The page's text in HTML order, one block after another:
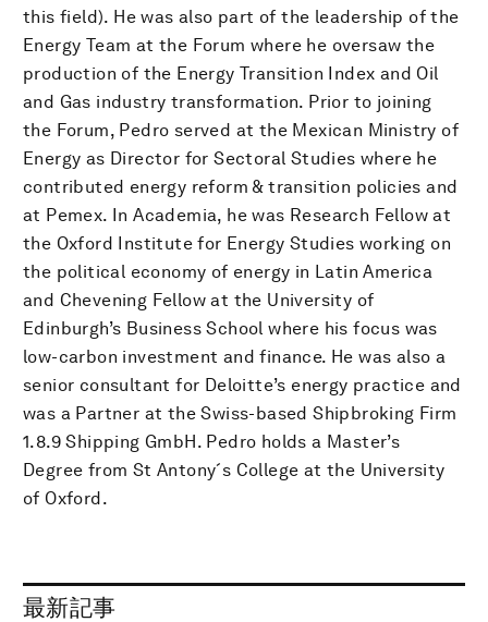
this field). He was also part of the leadership of the
Energy Team at the Forum where he oversaw the
production of the Energy Transition Index and Oil
and Gas industry transformation. Prior to joining
the Forum, Pedro served at the Mexican Ministry of
Energy as Director for Sectoral Studies where he
contributed energy reform & transition policies and
at Pemex. In Academia, he was Research Fellow at
the Oxford Institute for Energy Studies working on
the political economy of energy in Latin America
and Chevening Fellow at the University of
Edinburgh’s Business School where his focus was
low-carbon investment and finance. He was also a
senior consultant for Deloitte’s energy practice and
was a Partner at the Swiss-based Shipbroking Firm
1.8.9 Shipping GmbH. Pedro holds a Master’s
Degree from St Antony´s College at the University
of Oxford.
最新記事